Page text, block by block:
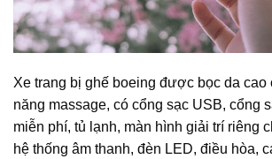
Xe trang bị ghế boeing được bọc da cao
năng massage, có cổng sạc USB, cổng
miễn phí, tủ lạnh, màn hình giải trí riêng
hệ thống âm thanh, đèn LED, điều hòa,